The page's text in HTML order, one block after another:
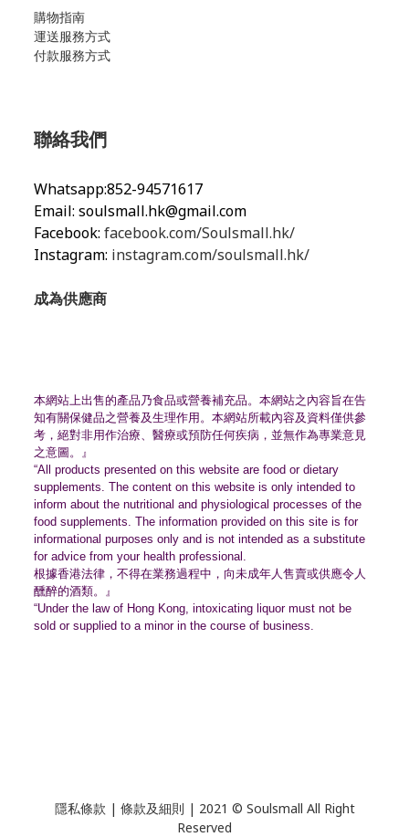
購物指南
運送服務方式
付款服務方式
聯絡我們
Whatsapp:852-94571617
Email: soulsmall.hk@gmail.com
Facebook: facebook.com/Soulsmall.hk/
Instagram: instagram.com/soulsmall.hk/
成為供應商
本網站上出售的產品乃食品或營養補充品。 本網站之內容旨在告
知有關保健品之營養及生理作用。 本網站所載內容及資料僅供參
考，絕對非用作治療、 醫療或預防任何疾病，並無作為專業意見
之意圖。』
“All products presented on this website are food or dietary
supplements. The content on this website is only intended to
inform about the nutritional and physiological processes of the
food supplements. The information provided on this site is for
informational purposes only and is not intended as a substitute
for advice from your health professional.
根據香港法律，不得在業務過程中， 向未成年人售賣或供應令人
醺醉的酒類。』
“Under the law of Hong Kong, intoxicating liquor must not be
sold or supplied to a minor in the course of business.
隱私條款 | 條款及細則 | 2021 © Soulsmall All Right
Reserved